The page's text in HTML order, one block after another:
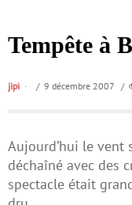
Tempête à
jipi / 9 décembre 2007 /
Aujourd’hui le vent
déchaîné avec des
spectacle était